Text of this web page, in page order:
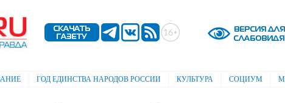
содержанию
ГОД ЕДИНСТВА НАРОДОВ РОССИИ КУЛЬТУРА СОЦИУМ